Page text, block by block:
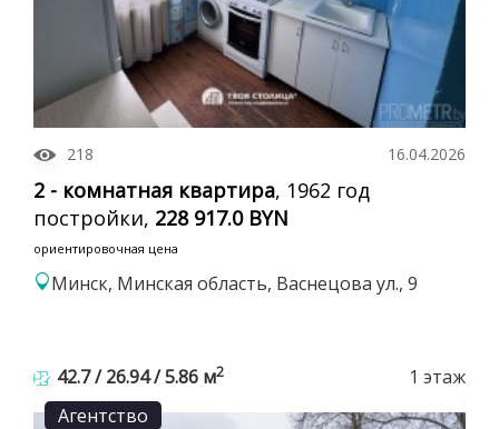
218 16.04.2026
2 - комнатная квартира, 1962 год
постройки, 228 917.0 BYN
ориентировочная цена
Минск, Минская область, Васнецова ул., 9
42.7 / 26.94 / 5.86 м2
1 этаж
Агентство